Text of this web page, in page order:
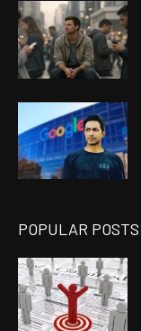
POPULAR POSTS